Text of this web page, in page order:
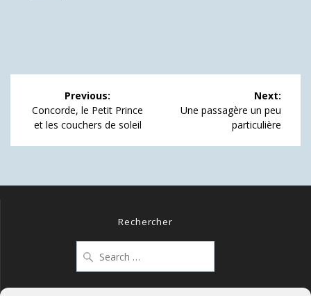
Navigation
de
l’article
Previous:
Previous
post:
Concorde, le Petit Prince
et les couchers de soleil
Next:
Next
Une passagère un peu
particulière
Rechercher
for: